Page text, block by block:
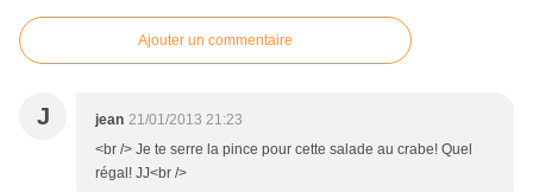
Ajouter un commentaire
J jean 21/01/2013 21:23
<br /> Je te serre la pince pour cette salade au crabe! Quel
régal! JJ<br />